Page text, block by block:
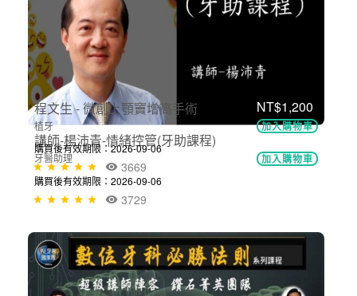
購買後有效期限：2026-11-06
3753
NT$1,200
講師-楊沛青-情緒控管(牙助課程)
牙醫助理 加入購物車
購買後有效期限：2026-09-06
3729
NT$2,000
程文生 - 微創上顎竇增高手術
植牙 加入購物車
購買後有效期限：2026-09-06
3669